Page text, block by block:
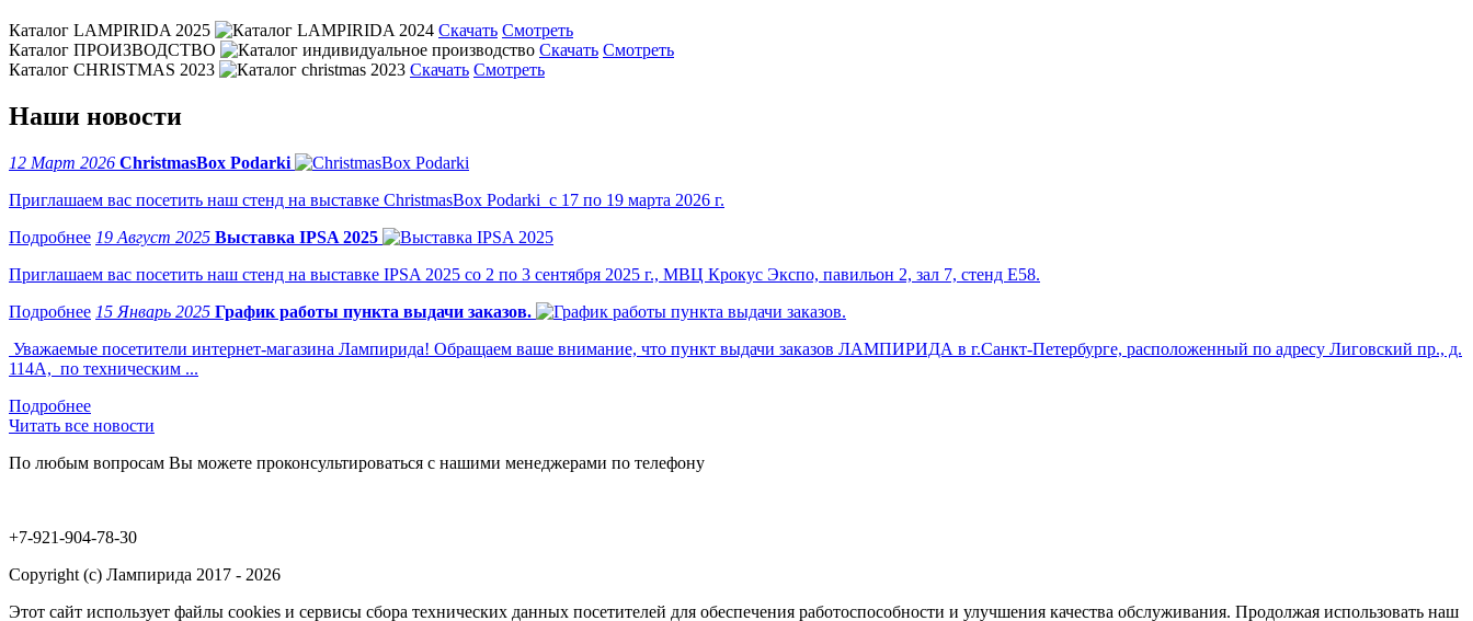
Каталог LAMPIRIDA 2025 Скачать Смотреть
Каталог ПРОИЗВОДСТВО
Скачать Смотреть
Каталог CHRISTMAS 2023
Скачать Смотреть
Наши новости
12 Март 2026 ChristmasBox Podarki
Приглашаем вас посетить наш стенд на выставке ChristmasBox Podarki с 17 по 19 марта 2026 г.
19 Август 2025 Выставка IPSA 2025
Приглашаем вас посетить наш стенд на выставке IPSA 2025 со 2 по 3 сентября 2025 г., МВЦ Крокус Экспо, павильон 2, зал 7, стенд Е58.
15 Январь 2025 График работы пункта выдачи заказов.
Уважаемые посетители интернет-магазина Лампирида! Обращаем ваше внимание, что пункт выдачи заказов ЛАМПИРИДА в г.Санкт-Петербурге, расположенный по адресу Лиговский пр., д.
114А, по техническим ...
Читать все новости
По любым вопросам Вы можете проконсультироваться с нашими менеджерами по телефону
+7-921-904-78-30
Copyright (c) Лампирида 2017 - 2026
Этот сайт использует файлы cookies и сервисы сбора технических данных посетителей для обеспечения работоспособности и улучшения качества обслуживания. Продолжая использовать наш